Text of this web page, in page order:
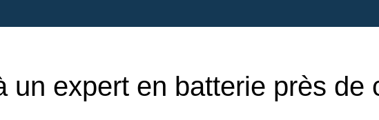
un expert en batterie près de